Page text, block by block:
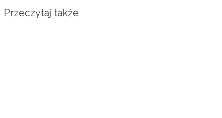
Przeczytaj także